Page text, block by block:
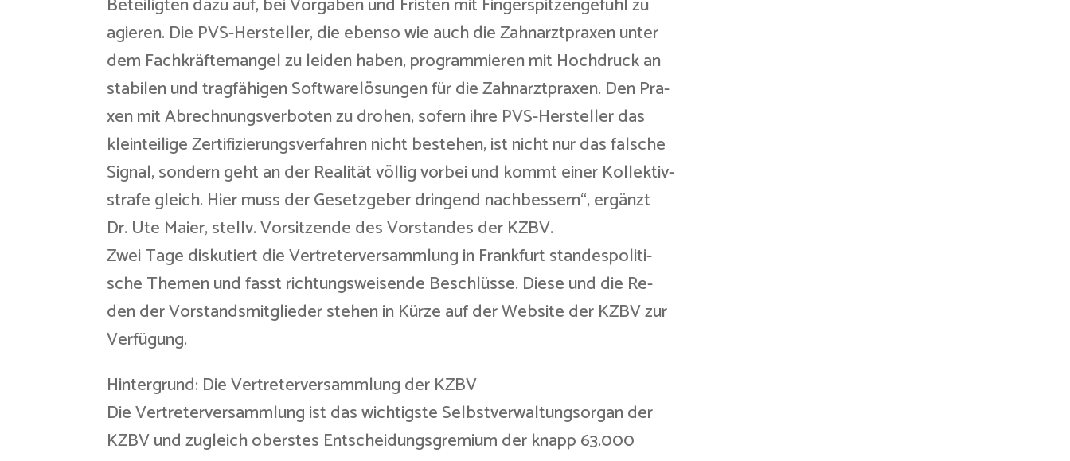
agieren. Die PVS-Hersteller, die ebenso wie auch die Zahnarztpraxen unter
dem Fachkräftemangel zu leiden haben, programmieren mit Hochdruck an
stabilen und tragfähigen Softwarelösungen für die Zahnarztpraxen. Den Pra-
xen mit Abrechnungsverboten zu drohen, sofern ihre PVS-Hersteller das
kleinteilige Zertifizierungsverfahren nicht bestehen, ist nicht nur das falsche
Signal, sondern geht an der Realität völlig vorbei und kommt einer Kollektiv-
strafe gleich. Hier muss der Gesetzgeber dringend nachbessern“, ergänzt
Dr. Ute Maier, stellv. Vorsitzende des Vorstandes der KZBV.
Zwei Tage diskutiert die Vertreterversammlung in Frankfurt standespoliti-
sche Themen und fasst richtungsweisende Beschlüsse. Diese und die Re-
den der Vorstandsmitglieder stehen in Kürze auf der Website der KZBV zur
Verfügung.
Hintergrund: Die Vertreterversammlung der KZBV
Die Vertreterversammlung ist das wichtigste Selbstverwaltungsorgan der
KZBV und zugleich oberstes Entscheidungsgremium der knapp 63.000